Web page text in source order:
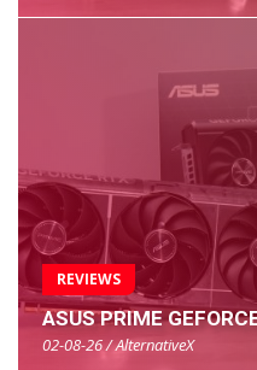
REVIEWS
ASUS PRIME
02-08-26 / AlternativeX